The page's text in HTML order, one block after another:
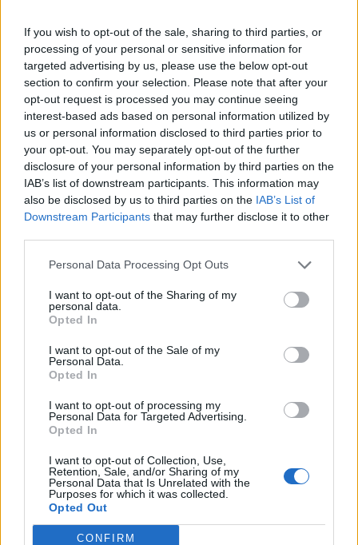
If you wish to opt-out of the sale, sharing to third parties, or
processing of your personal or sensitive information for
targeted advertising by us, please use the below opt-out
section to confirm your selection. Please note that after your
opt-out request is processed you may continue seeing
interest-based ads based on personal information utilized by
us or personal information disclosed to third parties prior to
your opt-out. You may separately opt-out of the further
disclosure of your personal information by third parties on the
IAB’s list of downstream participants. This information may
also be disclosed by us to third parties on the IAB’s List of
Downstream Participants that may further disclose it to other
Personal Data Processing Opt Outs
I want to opt-out of the Sharing of my
personal data.
Opted In
I want to opt-out of the Sale of my
Personal Data.
Opted In
I want to opt-out of processing my
Personal Data for Targeted Advertising.
Opted In
I want to opt-out of Collection, Use,
Retention, Sale, and/or Sharing of my
Personal Data that Is Unrelated with the
Purposes for which it was collected.
Opted Out
CONFIRM
SOUVISEJÍCÍ ČLÁNKY
VÍCE OD AUTORA
Krimi
Vykradených aut na Příbramsku přibylo.
Policie připomíná: Auto není trezor
Každý sedmý řidič měl problém. Policie
Čtvrtina řidičů při kontrole na Příbramsku
neobstála. Policie o prázdninách zpřísní